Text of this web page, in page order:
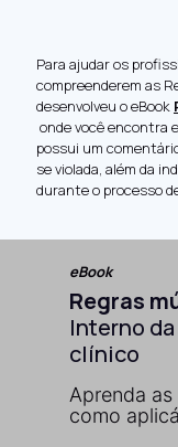
Para ajudar os
compreenderem as
desenvolveu o eBook
onde você encontra
possui um
se violada, além da
durante o processo
eBook
Regras
Interno
clínico
Aprenda
como